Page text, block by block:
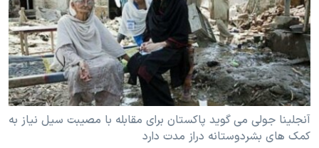
فرهنگ و زندگی
حقوق شهروندی
اقتصادی
علم و فناوری
اسرائیل در جنگ
گالری عکس
مستندها
انتخابات ریاست جمهوری آمریکا ۲۰۲۴
حمله جمهوری اسلامی به اسرائیل
رمز مهسا
ورزش زنان در ایران
اعتراضات زن، زندگی، آزادی
دنبال کنید
زبانهای مختلف
آنجلینا جولی می گوید پاکستان برای مقابله با مصیبت سیل نیاز به
کمک های بشردوستانه دراز مدت دارد